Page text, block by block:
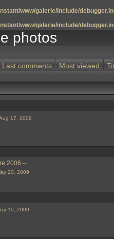
www/galerie/include/
www/galerie/include/
photos
Last comments Most viewed
17, 2008
2006 --
20, 2009
10, 2009